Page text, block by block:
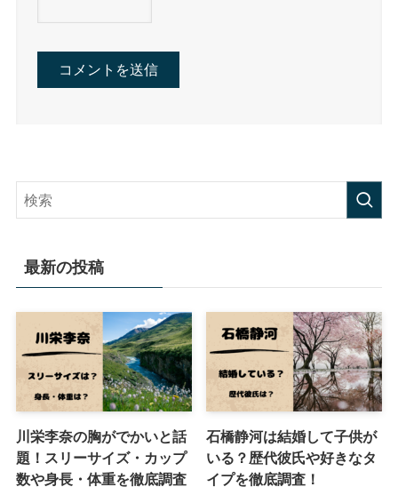
最新の投稿
川栄李奈の胸がでかいと話
題！スリーサイズ・カップ
数や身長・体重を徹底調査
石橋静河は結婚して子供が
いる？歴代彼氏や好きなタ
イプを徹底調査！